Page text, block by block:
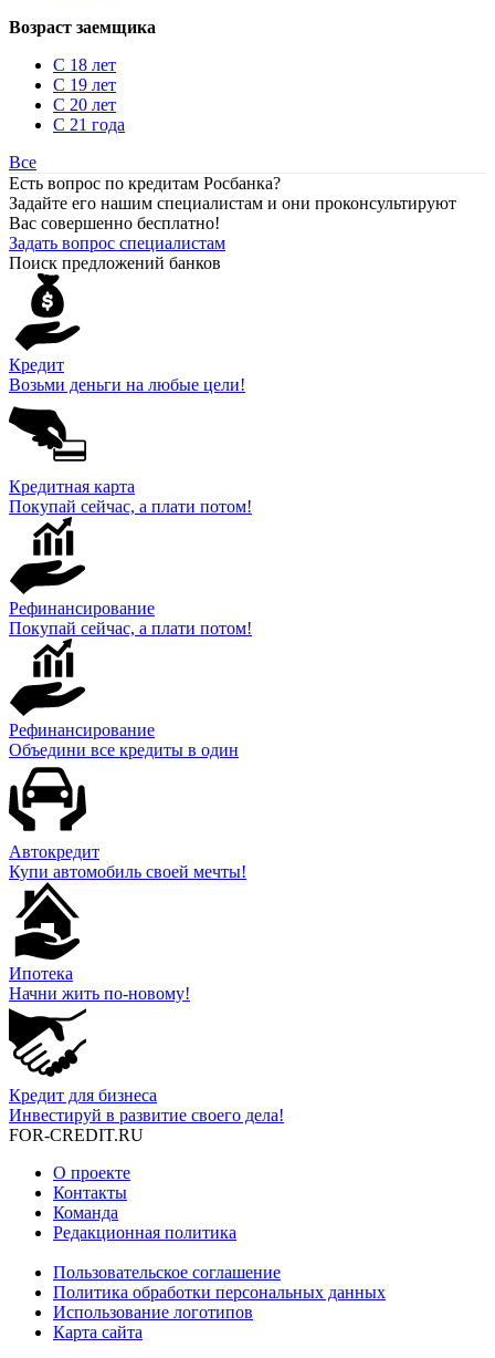
Возраст заемщика
С 18 лет
С 19 лет
С 20 лет
С 21 года
Все
Есть вопрос по кредитам Росбанка?
Задайте его нашим специалистам и они проконсультируют
Вас совершенно бесплатно!
Задать вопрос специалистам
Поиск предложений банков
Кредит
Возьми деньги на любые цели!
Кредитная карта
Покупай сейчас, а плати потом!
Рефинансирование
Покупай сейчас, а плати потом!
Рефинансирование
Объедини все кредиты в один
Автокредит
Купи автомобиль своей мечты!
Ипотека
Начни жить по-новому!
Кредит для бизнеса
Инвестируй в развитие своего дела!
FOR-CREDIT.RU
О проекте
Контакты
Команда
Редакционная политика
Пользовательское соглашение
Политика обработки персональных данных
Использование логотипов
Карта сайта